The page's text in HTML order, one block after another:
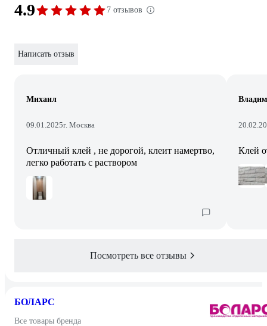
4.9 7 отзывов
Написать отзыв
Михаил
09.01.2025г. Москва
Отличный клей , не дорогой, клеит намертво,
легко работать с раствором
Клей
Посмотреть все отзывы
БОЛАРС
Все товары бренда